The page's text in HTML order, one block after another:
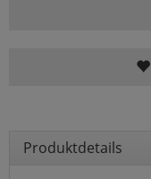
Produktdetails